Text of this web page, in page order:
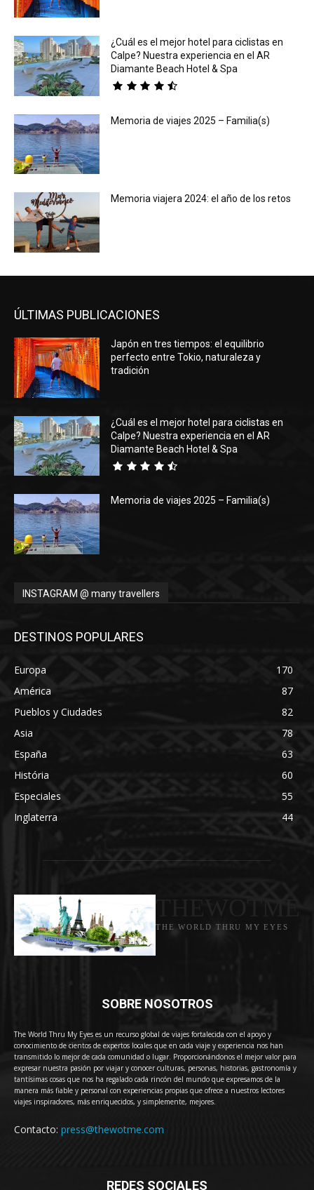
¿Cuál es el mejor hotel para ciclistas en
Calpe? Nuestra experiencia en el AR
Diamante Beach Hotel & Spa
Memoria de viajes 2025 – Familia(s)
Memoria viajera 2024: el año de los retos
ÚLTIMAS PUBLICACIONES
Japón en tres tiempos: el equilibrio
perfecto entre Tokio, naturaleza y
tradición
¿Cuál es el mejor hotel para ciclistas en
Calpe? Nuestra experiencia en el AR
Diamante Beach Hotel & Spa
Memoria de viajes 2025 – Familia(s)
INSTAGRAM @ many travellers
DESTINOS POPULARES
Europa
170
América
87
Pueblos y Ciudades
82
Asia
78
España
63
História
60
Especiales
55
Inglaterra
44
THE WORLD THRU MY EYES
SOBRE NOSOTROS
The World Thru My Eyes es un recurso global de viajes fortalecida con el apoyo y
conocimiento de cientos de expertos locales que en cada viaje y experiencia nos han
transmitido lo mejor de cada comunidad o lugar. Proporcionándonos el mejor valor para
expresar nuestra pasión por viajar y conocer culturas, personas, historias, gastronomía y
tantísimas cosas que nos ha regalado cada rincón del mundo que expresamos de la
manera más fiable y personal con experiencias propias que ofrece a nuestros lectores
viajes inspiradores, más enriquecidos, y simplemente, mejores.
Contacto: press@thewotme.com
REDES SOCIALES